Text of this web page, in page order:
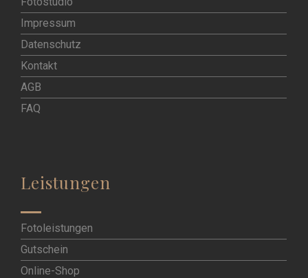
Impressum
Datenschutz
Kontakt
AGB
FAQ
Leistungen
Fotoleistungen
Gutschein
Online-Shop